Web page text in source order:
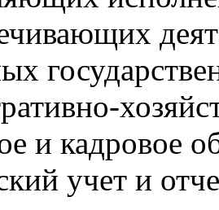
и кадровое
учет и